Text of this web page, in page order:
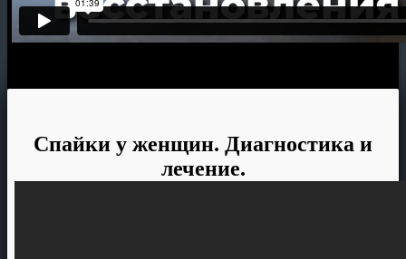
Спайки у женщин. Диагностика и
лечение.